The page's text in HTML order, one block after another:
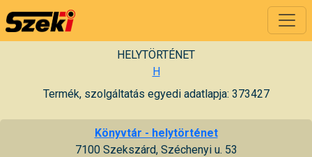
HELYTÖRTÉNET
H
Termék, szolgáltatás egyedi adatlapja: 373427
Könyvtár - helytörténet
7100 Szekszárd, Széchenyi u. 53